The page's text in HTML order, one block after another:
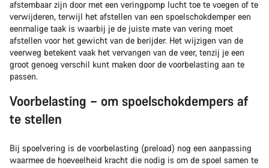
afstembaar zijn door met een veringpomp lucht toe te voegen of te
verwijderen, terwijl het afstellen van een spoelschokdemper een
eenmalige taak is waarbij je de juiste mate van vering moet
afstellen voor het gewicht van de berijder. Het wijzigen van de
veerweg betekent vaak het vervangen van de veer, tenzij je een
groot genoeg verschil kunt maken door de voorbelasting aan te
passen.
Voorbelasting – om spoelschokdempers af
te stellen
Bij spoelvering is de voorbelasting (preload) nog een aanpassing
waarmee de hoeveelheid kracht die nodig is om de spoel samen te